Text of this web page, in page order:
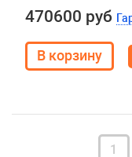
470600 руб
1